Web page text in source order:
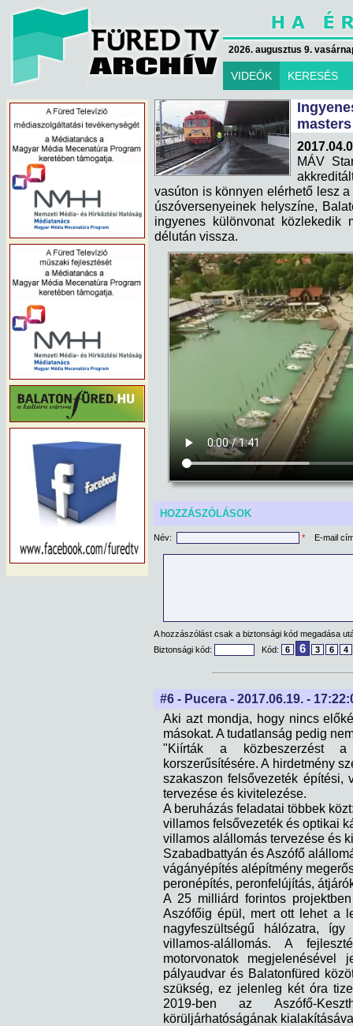
2026. augusztus 9.
VIDEÓK KERESÉS
MÁV
vasúton is könnyen elérhető lesz
úszóversenyeinek helyszíne,
ingyenes különvonat közlekedik
délután vissza.
HOZZÁSZÓLÁSOK
Név: * E-mail
A hozzászólást csak a biztonsági kód megadása
Biztonsági kód:
Kód: 6 6 3 6 4
#6 - Pucera - 2017.06.19. -
Aki azt mondja, hogy nincs
másokat. A tudatlanság pedig
"Kiírták a közbeszerzést a
korszerűsítésére. A hirdetmény
szakaszon felsővezeték építési,
tervezése és kivitelezése.
A beruházás feladatai többek
villamos felsővezeték és optikai
villamos alállomás tervezése és
Szabadbattyán és Aszófő
vágányépítés alépítmény
peronépítés, peronfelújítás,
A 25 milliárd forintos
Aszófőig épül, mert ott lehet a
nagyfeszültségű hálózatra,
villamos-alállomás. A
motorvonatok
pályaudvar és Balatonfüred
szükség, ez jelenleg két óra
2019-ben az Aszófő-
körüljárhatóságának